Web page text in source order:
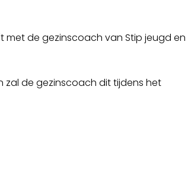
met de gezinscoach van Stip jeugd en
zal de gezinscoach dit tijdens het